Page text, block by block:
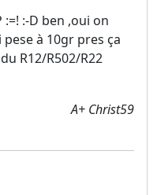
:-D ben ,oui on
à 10gr pres ça
R12/R502/R22
A+ Christ59